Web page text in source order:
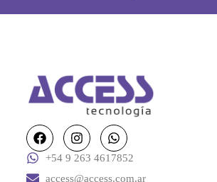
+54 9 263 4617852
access@access.com.ar